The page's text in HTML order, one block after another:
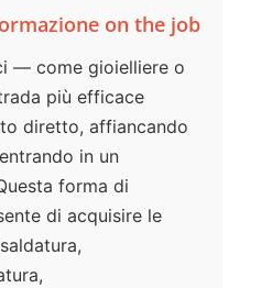
on the job
— come gioielliere o
più efficace
diretto, affiancando
in un
forma di
di acquisire le